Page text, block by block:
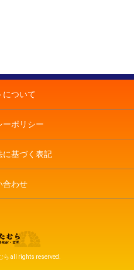
について
ーポリシー
に基づく表記
合わせ
ら all rights reserved.